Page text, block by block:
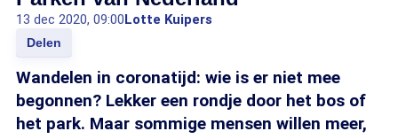
13 dec 2020, 09:00Lotte Kuipers
Delen
Wandelen in coronatijd: wie is er niet mee
begonnen? Lekker een rondje door het bos of
het park. Maar sommige mensen willen meer,